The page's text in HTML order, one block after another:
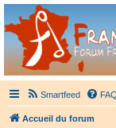
France
Didgeridoo et Guimbarde
Smartfeed FAQ
Accueil du forum